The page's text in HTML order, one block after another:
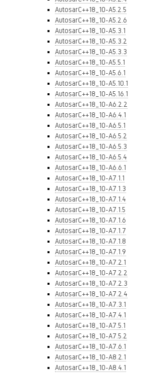
AutosarC++18_10-A5.2.5
AutosarC++18_10-A5.2.6
AutosarC++18_10-A5.3.1
AutosarC++18_10-A5.3.2
AutosarC++18_10-A5.3.3
AutosarC++18_10-A5.5.1
AutosarC++18_10-A5.6.1
AutosarC++18_10-A5.10.1
AutosarC++18_10-A5.16.1
AutosarC++18_10-A6.2.2
AutosarC++18_10-A6.4.1
AutosarC++18_10-A6.5.1
AutosarC++18_10-A6.5.2
AutosarC++18_10-A6.5.3
AutosarC++18_10-A6.5.4
AutosarC++18_10-A6.6.1
AutosarC++18_10-A7.1.1
AutosarC++18_10-A7.1.3
AutosarC++18_10-A7.1.4
AutosarC++18_10-A7.1.5
AutosarC++18_10-A7.1.6
AutosarC++18_10-A7.1.7
AutosarC++18_10-A7.1.8
AutosarC++18_10-A7.1.9
AutosarC++18_10-A7.2.1
AutosarC++18_10-A7.2.2
AutosarC++18_10-A7.2.3
AutosarC++18_10-A7.2.4
AutosarC++18_10-A7.3.1
AutosarC++18_10-A7.4.1
AutosarC++18_10-A7.5.1
AutosarC++18_10-A7.5.2
AutosarC++18_10-A7.6.1
AutosarC++18_10-A8.2.1
AutosarC++18_10-A8.4.1